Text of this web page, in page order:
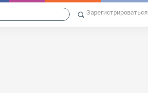
Зарегистрироваться